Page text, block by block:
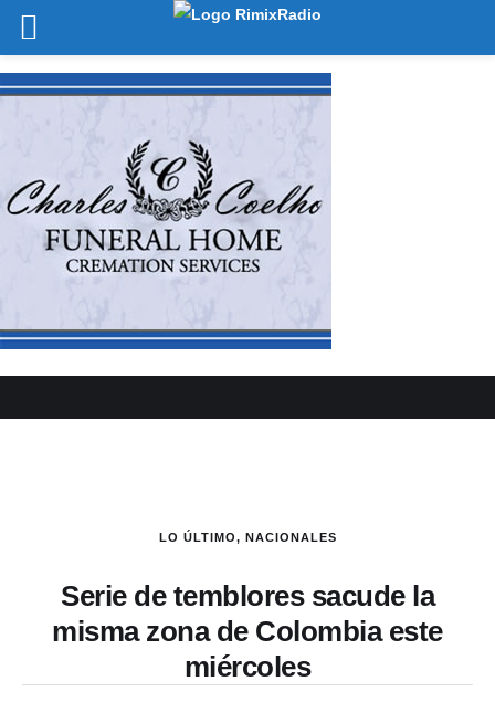
LO ÚLTIMO, NACIONALES
Serie de temblores sacude la
misma zona de Colombia este
miércoles